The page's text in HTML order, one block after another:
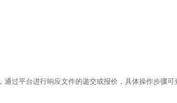
，通过平台进行响应文件的递交或报价，具体操作步骤